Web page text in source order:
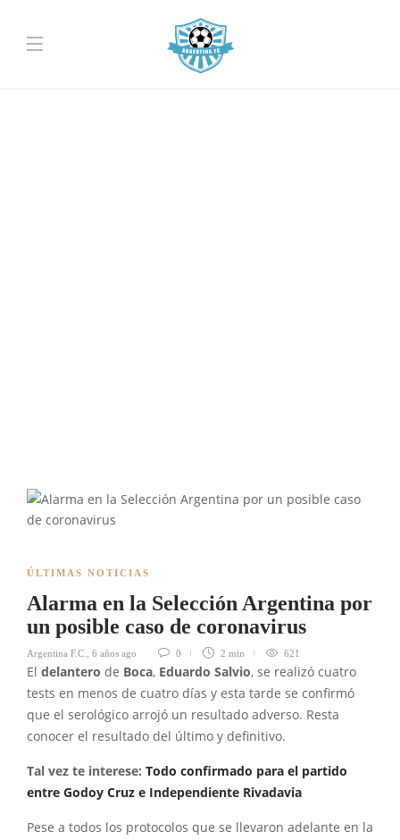
ÚLTIMAS NOTICIAS
Alarma en la Selección Argentina por
un posible caso de coronavirus
Argentina F.C. 6 años ago 0 2 min 621
El delantero de Boca, Eduardo Salvio, se realizó cuatro
tests en menos de cuatro días y esta tarde se confirmó
que el serológico arrojó un resultado adverso. Resta
conocer el resultado del último y definitivo.
Tal vez te interese: Todo confirmado para el partido
entre Godoy Cruz e Independiente Rivadavia
Pese a todos los protocolos que se llevaron adelante en la